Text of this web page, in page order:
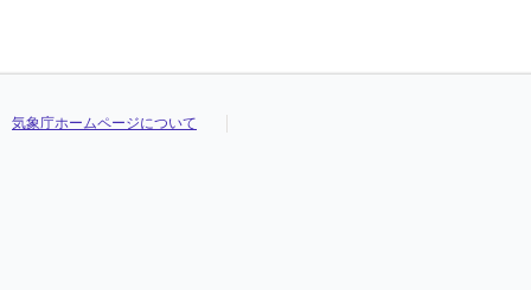
気象庁ホームページについて